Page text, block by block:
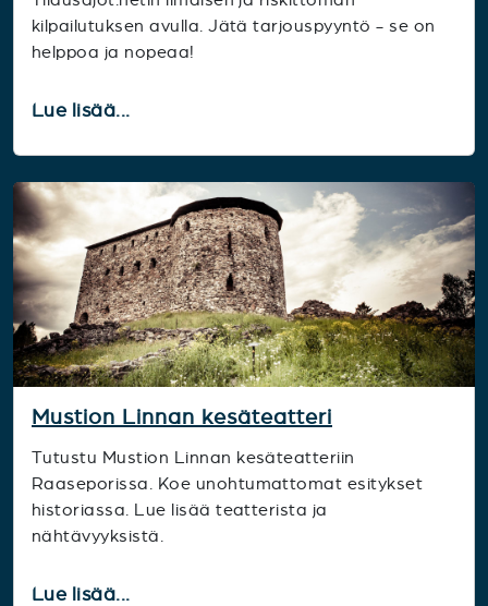
kilpailutuksen avulla. Jätä tarjouspyyntö - se on
helppoa ja nopeaa!
Lue lisää...
Mustion Linnan kesäteatteri
Tutustu Mustion Linnan kesäteatteriin
Raaseporissa. Koe unohtumattomat esitykset
historiassa. Lue lisää teatterista ja
nähtävyyksistä.
Lue lisää...